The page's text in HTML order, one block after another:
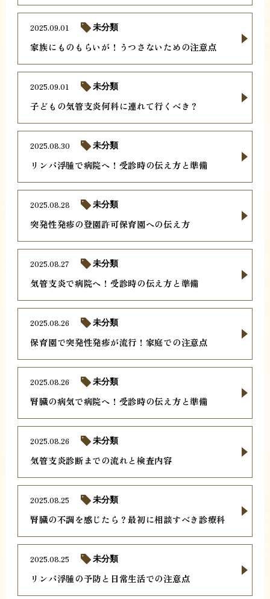
家族にものもらいが！うつさないための注意点
2025.09.01 未分類
子どもの気管支炎何科に連れて行くべき？
2025.09.01 未分類
リンパ浮腫で病院へ！受診時の伝え方と準備
2025.08.30 未分類
突発性発疹の登園許可保育園への伝え方
2025.08.28 未分類
気管支炎で病院へ！受診時の伝え方と準備
2025.08.27 未分類
保育園で突発性発疹が流行！家庭での注意点
2025.08.26 未分類
腎臓の病気で病院へ！受診時の伝え方と準備
2025.08.26 未分類
気管支炎診断までの流れと検査内容
2025.08.26 未分類
腎臓の不調を感じたら？最初に相談すべき診療科
2025.08.25 未分類
リンパ浮腫の予防と日常生活での注意点
2025.08.25 未分類